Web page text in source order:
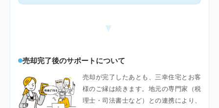
▼
売却完了後のサポートについて
売却が完了したあとも、三幸住宅とお客
様のご縁は続きます。地元の専門家（税
理士・司法書士など）との連携により、